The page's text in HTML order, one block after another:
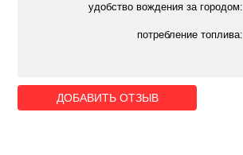
удобство вождения за городом:
потребление топлива:
ДОБАВИТЬ ОТЗЫВ